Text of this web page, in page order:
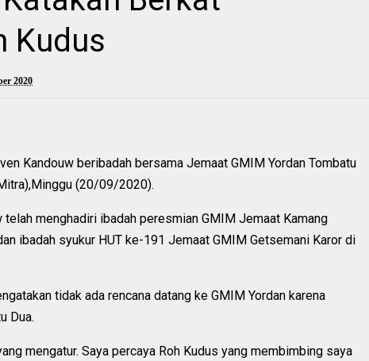
Kudus
2020
Kandouw beribadah bersama Jemaat GMIM Yordan Tombatu
(20/09/2020).
telah menghadiri ibadah peresmian GMIM Jemaat Kamang
ibadah syukur HUT ke-191 Jemaat GMIM Getsemani Karor di
tidak ada rencana datang ke GMIM Yordan karena
Dua.
mengatur. Saya percaya Roh Kudus yang membimbing saya